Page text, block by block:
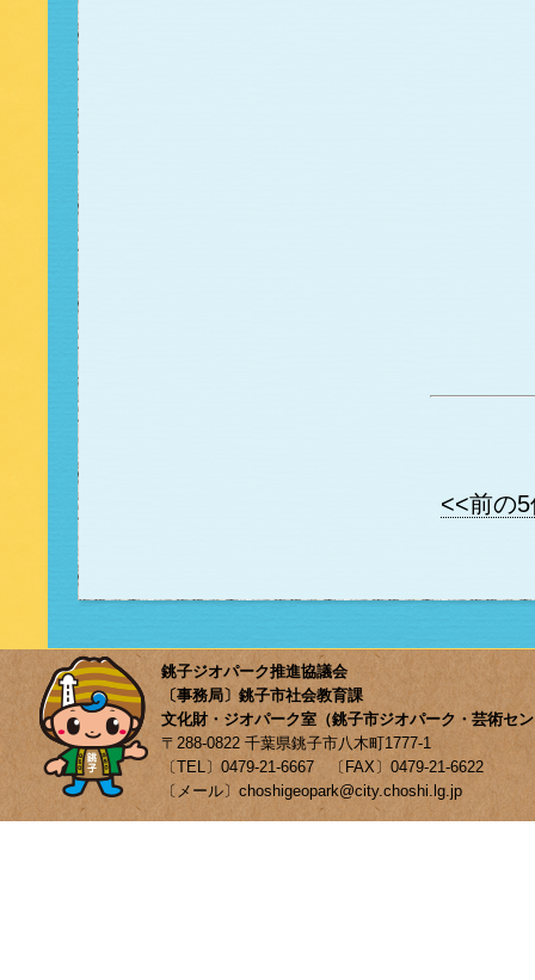
<<前の5
銚子ジオパーク推進協議会
〔事務局〕銚子市社会教育課
文化財・ジオパーク室（銚子市ジオパーク・芸術セ
〒288-0822 千葉県銚子市八木町1777-1
〔TEL〕0479-21-6667 〔FAX〕0479-21-6622
〔メール〕choshigeopark@city.choshi.lg.jp